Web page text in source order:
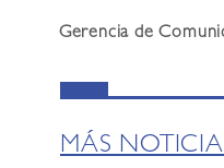
Gerencia de
MÁS